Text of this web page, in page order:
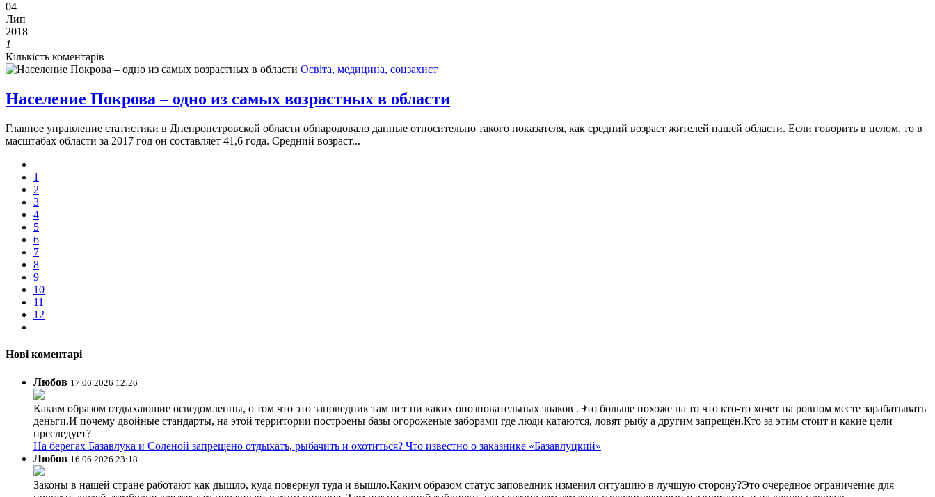
04
Лип
2018
1
Кількість коментарів
Освіта, медицина, соцзахист
Население Покрова – одно из самых возрастных в области
Главное управление статистики в Днепропетровской области обнародовало данные относительно такого показателя, как средний возраст жителей нашей области. Если говорить в целом, то в
масштабах области за 2017 год он составляет 41,6 года. Средний возраст...
1
2
3
4
5
6
7
8
9
10
11
12
Нові коментарі
Любов 17.06.2026 12:26
Каким образом отдыхающие осведомленны, о том что это заповедник там нет ни каких опозновательных знаков .Это больше похоже на то что кто-то хочет на ровном месте зарабатывать
деньги.И почему двойные стандарты, на этой территории построены базы огороженые заборами где люди катаются, ловят рыбу а другим запрещён.Кто за этим стоит и какие цели
преследует?
На берегах Базавлука и Соленой запрещено отдыхать, рыбачить и охотиться? Что известно о заказнике «Базавлуцкий»
Любов 16.06.2026 23:18
Законы в нашей стране работают как дышло, куда повернул туда и вышло.Каким образом статус заповедник изменил ситуацию в лучшую сторону?Это очередное ограничение для